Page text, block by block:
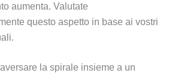
aumenta. Valutate
questo aspetto in base ai vostri
la spirale insieme a un